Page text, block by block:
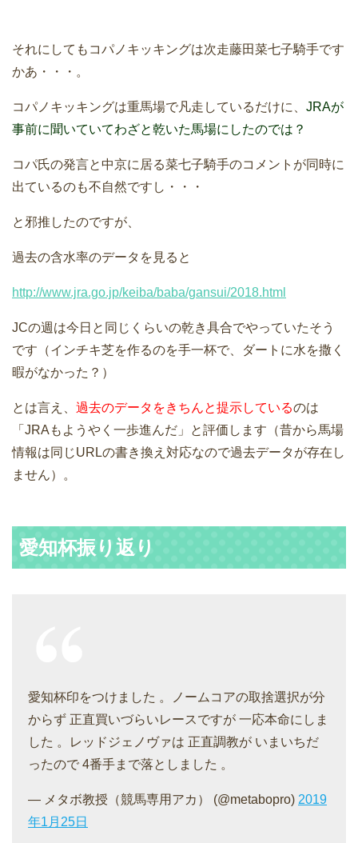
それにしてもコパノキッキングは次走藤田菜七子騎手です
かあ・・・。
コパノキッキングは重馬場で凡走しているだけに、 JRAが
事前に聞いていてわざと乾いた馬場にしたのでは？
コパ氏の発言と中京に居る菜七子騎手のコメントが同時に
出ているのも不自然ですし・・・
と邪推したのですが、
過去の含水率のデータを見ると
http://www.jra.go.jp/keiba/baba/gansui/2018.html
JCの週は今日と同じくらいの乾き具合でやっていたそう
です（インチキ芝を作るのを手一杯で、ダートに水を撒く
暇がなかった？）
とは言え、 過去のデータをきちんと提示しているのは
「JRAもようやく一歩進んだ」と評価します（昔から馬場
情報は同じURLの書き換え対応なので過去データが存在し
ません）。
愛知杯振り返り
愛知杯印をつけました 。ノームコアの取捨選択が分
からず 正直買いづらいレースですが 一応本命にしま
した 。レッドジェノヴァは 正直調教が いまいちだ
ったので 4番手まで落としました 。
— メタボ教授（競馬専用アカ） (@metabopro) 2019
年1月25日